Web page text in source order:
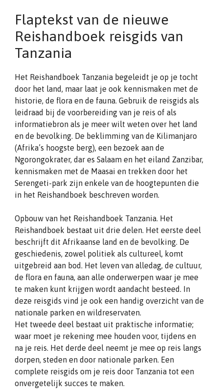
Flaptekst van de nieuwe
Reishandboek reisgids van
Tanzania
Het Reishandboek Tanzania begeleidt je op je tocht
door het land, maar laat je ook kennismaken met de
historie, de flora en de fauna. Gebruik de reisgids als
leidraad bij de voorbereiding van je reis of als
informatiebron als je meer wilt weten over het land
en de bevolking. De beklimming van de Kilimanjaro
(Afrika’s hoogste berg), een bezoek aan de
Ngorongokrater, dar es Salaam en het eiland Zanzibar,
kennismaken met de Maasai en trekken door het
Serengeti-park zijn enkele van de hoogtepunten die
in het Reishandboek beschreven worden.
Opbouw van het Reishandboek Tanzania. Het
Reishandboek bestaat uit drie delen. Het eerste deel
beschrijft dit Afrikaanse land en de bevolking. De
geschiedenis, zowel politiek als cultureel, komt
uitgebreid aan bod. Het leven van alledag, de cultuur,
de flora en fauna, aan alle onderwerpen waar je mee
te maken kunt krijgen wordt aandacht besteed. In
deze reisgids vind je ook een handig overzicht van de
nationale parken en wildreservaten.
Het tweede deel bestaat uit praktische informatie;
waar moet je rekening mee houden voor, tijdens en
na je reis. Het derde deel neemt je mee op reis langs
dorpen, steden en door nationale parken. Een
complete reisgids om je reis door Tanzania tot een
onvergetelijk succes te maken.